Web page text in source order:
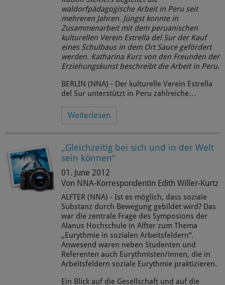
waldorfpädagogische Arbeit in Peru seit
mehreren Jahren. Jüngst konnte in
Zusammenarbeit mit dem peruanischen
kulturellen Verein Estrella del Sur der Kauf
eines Schulbaus in dem Ort Sauce gefördert
werden. Katharina Kurzvon den Freunden der
Erziehungskunst beschreibt die Arbeit in Peru.
BERLIN (NNA) - Der kulturelle Verein Estrella
del Sur unterstützt in Peru zahlreiche…
Weiterlesen
„Gleichzeitig bei sich und in der Welt
sein können“
01. June 2012
Von NNA-Korrespondentin Edith Willer-Kurtz
ALFTER (NNA) - Ist es möglich, dass soziale
Substanz durch Bewegung gebildet wird? Das
war die zentrale Frage des Symposions der
Alanus Hochschule in Alfter zum Thema
„Eurythmie in sozialen Arbeitsfeldern“.
Anwesend waren neben Studenten und
Referenten auch Eurythmisten/innen, die in
Arbeitsfeldern soziale Eurythmie praktizieren.
Ein Blick auf die Gesellschaft und auf die